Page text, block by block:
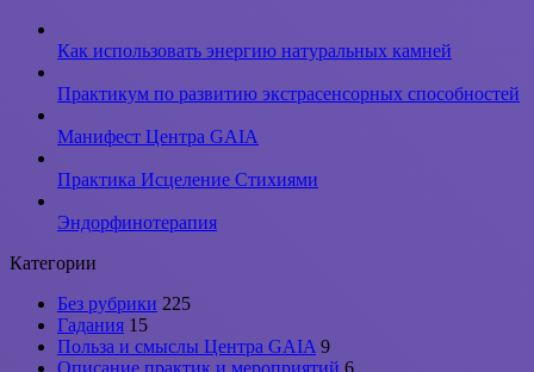
Как использовать энергию натуральных камней
Практикум по развитию экстрасенсорных способностей
Манифест Центра GAIA
Практика Исцеление Стихиями
Эндорфинотерапия
Категории
Без рубрики 225
Гадания 15
Польза и смыслы Центра GAIA 9
Описание практик и мероприятий 6